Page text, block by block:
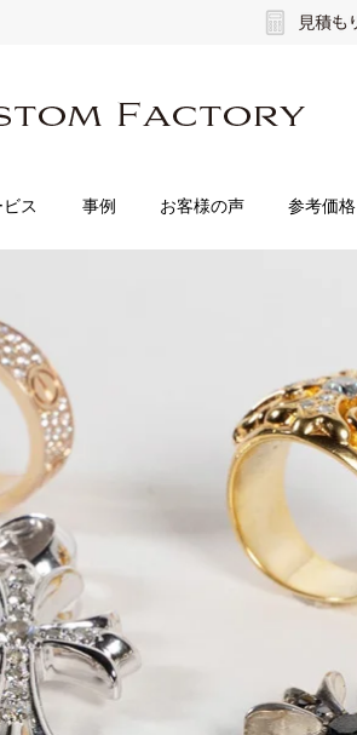
ス 事例 お客様の声 参考価格